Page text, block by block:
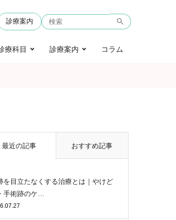
診療案内
療科目 診療案内 コラム
最近の記事 おすすめ記事
を目立たなくする治療とは｜やけど
手術跡のケ…